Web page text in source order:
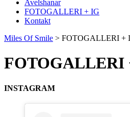
Avelshanar
FOTOGALLERI + IG
Kontakt
Miles Of Smile > FOTOGALLERI +
FOTOGALLERI
INSTAGRAM